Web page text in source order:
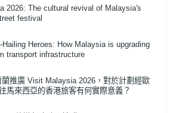
2026: The cultural revival of Malaysia's
festival
Heroes: How Malaysia is upgrading
transport infrastructure
推廣 Visit Malaysia 2026，對於計劃經歐
馬來西亞的香港旅客有何實際意義？